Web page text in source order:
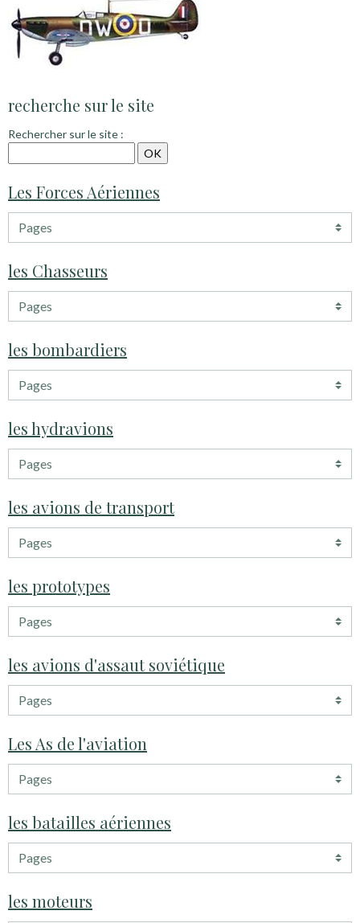
recherche sur le site
Rechercher sur le site :
Les Forces Aériennes
les Chasseurs
les bombardiers
les hydravions
les avions de transport
les prototypes
les avions d'assaut soviétique
Les As de l'aviation
les batailles aériennes
les moteurs